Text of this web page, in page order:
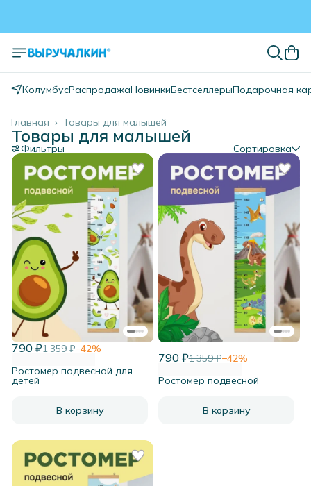
КолумбусРаспродажаНовинкиБестселлерыПодарочная
Товары для малышей
Главная ›
Товары для малышей
Фильтры Сортировка
790 ₽1 359 ₽−42%
Ростомер подвесной для
детей
В корзину
790 ₽1 359 ₽−42%
Ростомер подвесной
В корзину